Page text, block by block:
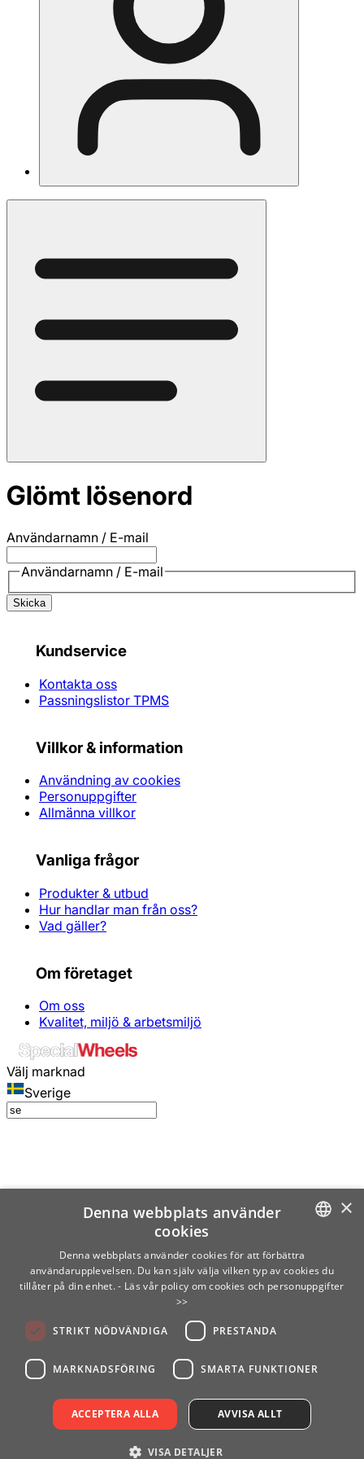
Glömt lösenord
Användarnamn / E-mail
Användarnamn / E-mail
Skicka
Kundservice
Kontakta oss
Passningslistor TPMS
Villkor & information
Användning av cookies
Personuppgifter
Allmänna villkor
Vanliga frågor
Produkter & utbud
Hur handlar man från oss?
Vad gäller?
Om företaget
Om oss
Kvalitet, miljö & arbetsmiljö
Välj marknad
Sverige
SWEDISH
×
Denna webbplats använder
cookies
Denna webbplats använder cookies för att förbättra
användarupplevelsen. Du kan själv välja vilken typ av cookies du
tillåter på din enhet. - Läs vår policy om cookies och personuppgifter
>>
STRIKT NÖDVÄNDIGA PRESTANDA
MARKNADSFÖRING SMARTA FUNKTIONER
ACCEPTERA ALLA AVVISA ALLT
VISA DETALJER